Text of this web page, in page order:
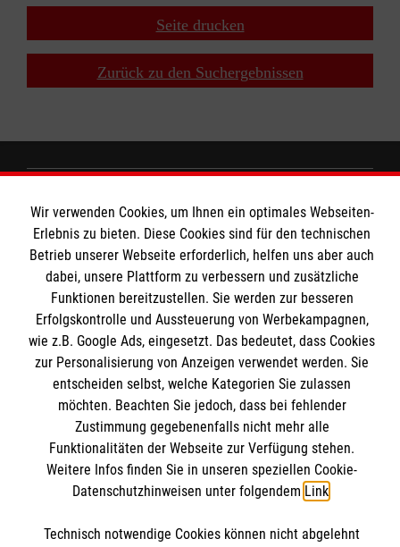
Seite drucken
Zurück zu den Suchergebnissen
Wir Malteser
Angebote und Leistungen
Unsere Kurse
Mitarbeiten
Wir Malteser
Informationen
Downloads
Impressum
Datenschutz
Malteser online
Malteserorden
Malteser Jugend
Soziale Netzwerke
Wir verwenden Cookies, um Ihnen ein optimales Webseiten-
Erlebnis zu bieten. Diese Cookies sind für den technischen
Betrieb unserer Webseite erforderlich, helfen uns aber auch
dabei, unsere Plattform zu verbessern und zusätzliche
Funktionen bereitzustellen. Sie werden zur besseren
Erfolgskontrolle und Aussteuerung von Werbekampagnen,
wie z.B. Google Ads, eingesetzt. Das bedeutet, dass Cookies
zur Personalisierung von Anzeigen verwendet werden. Sie
entscheiden selbst, welche Kategorien Sie zulassen
möchten. Beachten Sie jedoch, dass bei fehlender
Zustimmung gegebenenfalls nicht mehr alle
Funktionalitäten der Webseite zur Verfügung stehen.
Weitere Infos finden Sie in unseren speziellen Cookie-
Datenschutzhinweisen unter folgendem Link.
Technisch notwendige Cookies können nicht abgelehnt